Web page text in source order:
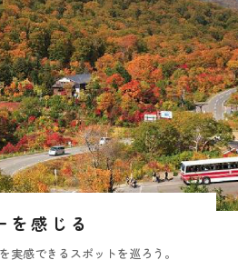
を感じる
実感できるスポットを巡ろう。